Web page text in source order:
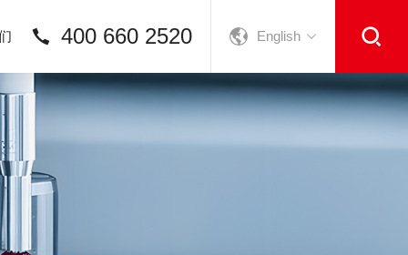
English
400 660 2520